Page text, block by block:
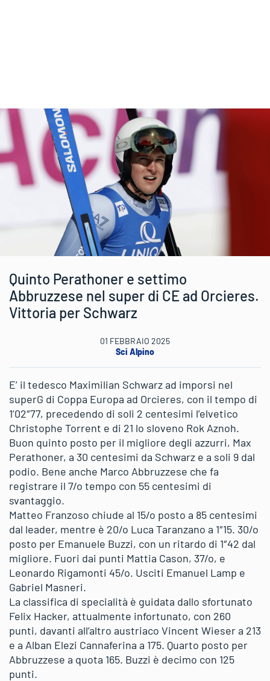
Quinto Perathoner e settimo
Abbruzzese nel super di CE ad Orcieres.
Vittoria per Schwarz
01 FEBBRAIO 2025
Sci Alpino
E’ il tedesco Maximilian Schwarz ad imporsi nel
superG di Coppa Europa ad Orcieres, con il tempo di
1’02″77, precedendo di soli 2 centesimi l’elvetico
Christophe Torrent e di 21 lo sloveno Rok Aznoh.
Buon quinto posto per il migliore degli azzurri, Max
Perathoner, a 30 centesimi da Schwarz e a soli 9 dal
podio. Bene anche Marco Abbruzzese che fa
registrare il 7/o tempo con 55 centesimi di
svantaggio.
Matteo Franzoso chiude al 15/o posto a 85 centesimi
dal leader, mentre è 20/o Luca Taranzano a 1″15. 30/o
posto per Emanuele Buzzi, con un ritardo di 1″42 dal
migliore. Fuori dai punti Mattia Cason, 37/o, e
Leonardo Rigamonti 45/o. Usciti Emanuel Lamp e
Gabriel Masneri.
La classifica di specialità è guidata dallo sfortunato
Felix Hacker, attualmente infortunato, con 260
punti, davanti all’altro austriaco Vincent Wieser a 213
e a Alban Elezi Cannaferina a 175. Quarto posto per
Abbruzzese a quota 165. Buzzi è decimo con 125
punti.